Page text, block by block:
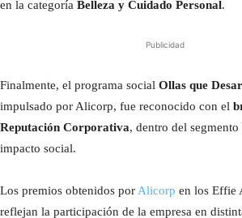
en la categoría Belleza y Cuidado Personal.
Publicidad
Finalmente, el programa social Ollas que
impulsado por Alicorp, fue reconocido con el
Reputación Corporativa, dentro del
impacto social.
Los premios obtenidos por Alicorp en los Effie
reflejan la participación de la empresa en